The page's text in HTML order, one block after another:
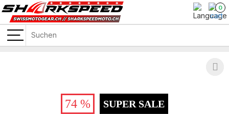
0
74 % SUPER SALE